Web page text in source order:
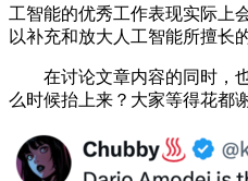
工智能的优秀工作表现实际上
以补充和放大人工智能所擅长
在讨论文章内容的同时，也
么时候抬上来？大家等得花都谢